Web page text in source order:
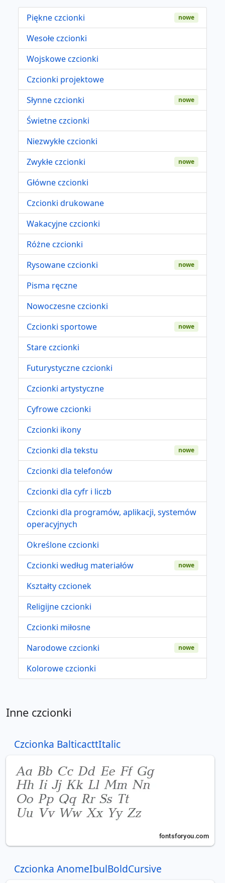
Piękne czcionki nowe
Wesołe czcionki
Wojskowe czcionki
Czcionki projektowe
Słynne czcionki
nowe
Świetne czcionki
Niezwykłe czcionki
Zwykłe czcionki
nowe
Główne czcionki
Czcionki drukowane
Wakacyjne czcionki
Różne czcionki
Rysowane czcionki
nowe
Pisma ręczne
Nowoczesne czcionki
Czcionki sportowe
nowe
Stare czcionki
Futurystyczne czcionki
Czcionki artystyczne
Cyfrowe czcionki
Czcionki ikony
Czcionki dla tekstu
nowe
Czcionki dla telefonów
Czcionki dla cyfr i liczb
Czcionki dla programów, aplikacji, systemów
operacyjnych
Określone czcionki
Czcionki według materiałów
nowe
Kształty czcionek
Religijne czcionki
Czcionki miłosne
Narodowe czcionki
nowe
Kolorowe czcionki
Inne czcionki
Czcionka BalticacttItalic
Czcionka AnomeIbulBoldCursive